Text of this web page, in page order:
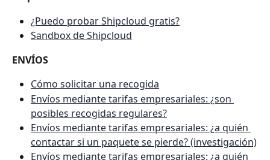
¿Puedo probar Shipcloud gratis?
Sandbox de Shipcloud
ENVÍOS
Cómo solicitar una recogida
Envíos mediante tarifas empresariales: ¿son
posibles recogidas regulares?
Envíos mediante tarifas empresariales: ¿a quién
contactar si un paquete se pierde? (investigación)
Envíos mediante tarifas empresariales: ¿a quién